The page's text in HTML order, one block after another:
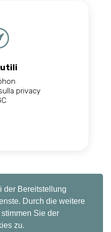
der Bereitstellung
Durch die weitere
Sie der
zu.
utili
privacy
un progetto della auf-
i diritti riservati
par